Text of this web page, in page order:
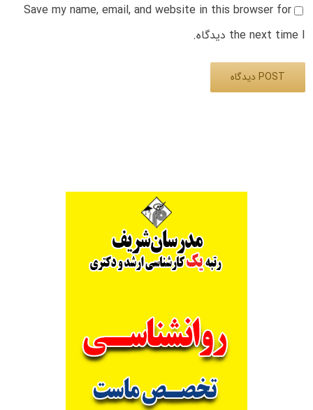
Save my name, email, and website in this browser for
the next time I دیدگاه.